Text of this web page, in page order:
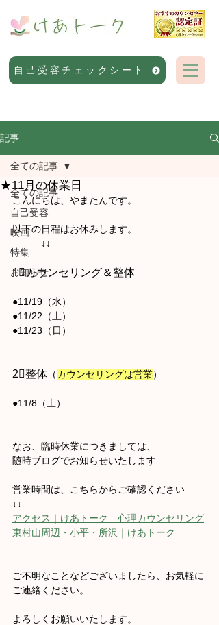
自己受容チェックシート
記事
全ての記事
自己受容
映画
特集
お知らせ
全ての記事
★11月の休業日
こんにちは、やまたんです。
以下の日程はお休みします。
↓↓
1⃣カウンセリング＆整体
●11/19（水）
●11/22（土）
●11/23（日）
2⃣整体 （カウンセリングは営業）
●11/8（土）
なお、臨時休業につきましては、
随時ブログでお知らせいたします
営業時間は、こちらからご確認ください
↓↓
アクセス｜けあトーク　心理カウンセリング
東村山周辺・小平・所沢｜けあトーク
ご不明なことなどございましたら、お気軽に
ご連絡ください。
よろしくお願いいたします。